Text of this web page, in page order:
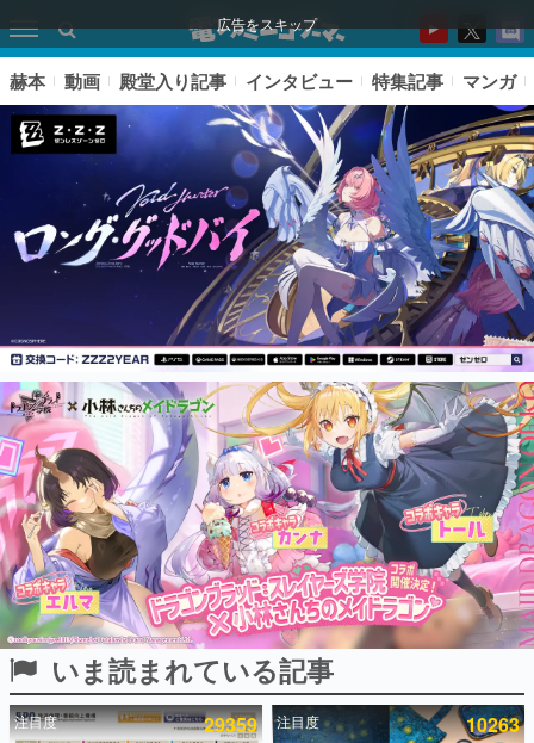
広告をスキップ
ピックアップ
電ファミのいま読まれている記事ランキング
アプリセール情報
インタビュー
連載・特集一覧
殿堂入り記事
SNS拡散数が数千以上！ ページビュー数万以上！ などな
ど。多くの人々に読まれた、電ファミ渾身の“殿堂入り”記
事をまとめました。
赫本 動画 殿堂入り記事 インタビュー 特集記事 マンガ
いま読まれている記事
注目度 29359 注目度 10263